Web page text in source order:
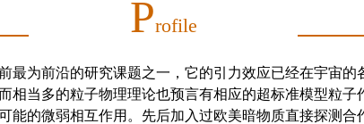
PRofile